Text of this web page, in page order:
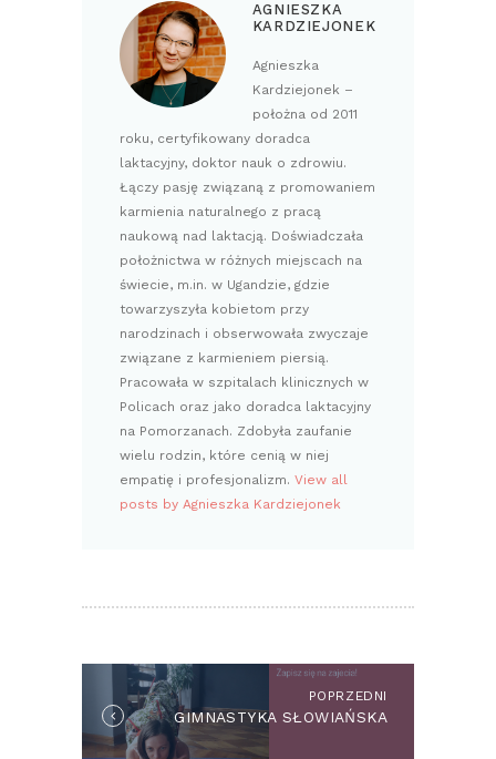
AGNIESZKA
KARDZIEJONEK
Agnieszka
Kardziejonek –
położna od 2011
roku, certyfikowany doradca
laktacyjny, doktor nauk o zdrowiu.
Łączy pasję związaną z promowaniem
karmienia naturalnego z pracą
naukową nad laktacją. Doświadczała
położnictwa w różnych miejscach na
świecie, m.in. w Ugandzie, gdzie
towarzyszyła kobietom przy
narodzinach i obserwowała zwyczaje
związane z karmieniem piersią.
Pracowała w szpitalach klinicznych w
Policach oraz jako doradca laktacyjny
na Pomorzanach. Zdobyła zaufanie
wielu rodzin, które cenią w niej
empatię i profesjonalizm. View all
posts by Agnieszka Kardziejonek
POPRZEDNI
GIMNASTYKA SŁOWIAŃSKA